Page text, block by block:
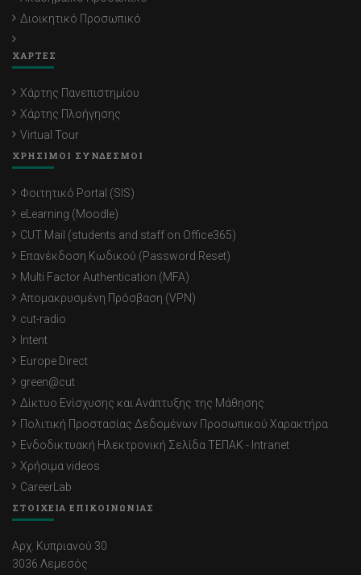
Διοικητικό Προσωπικό
ΧΑΡΤΕΣ
Χάρτης Πανεπιστημίου
Χάρτης Πλοήγησης
Virtual Tour
ΧΡΗΣΙΜΟΙ ΣΥΝΔΕΣΜΟΙ
Φοιτητικό Portal (SIS)
eLearning (Moodle)
CUT Mail (students and staff on Office365)
Επανέκδοση Κωδικού (Password Reset)
Multi Factor Authentication (MFA)
Απομακρυσμένη Πρόσβαση (VPN)
cut-radio
Intent
Europe Direct
green@cut
Δίκτυο Ενίσχυσης και Ανάπτυξης της Μάθησης
Πολιτική Προστασίας Δεδομένων Προσωπικού Χαρακτήρα
Ενδοδικτυακή Ηλεκτρονική Σελίδα ΤΕΠΑΚ - Intranet
Χρήσιμα videos
CareerLab
ΣΤΟΙΧΕΙΑ ΕΠΙΚΟΙΝΩΝΙΑΣ
Αρχ. Κυπριανού 30
3036 Λεμεσός